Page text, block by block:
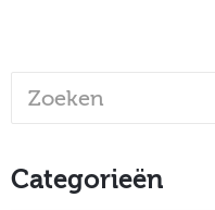
Categorieën